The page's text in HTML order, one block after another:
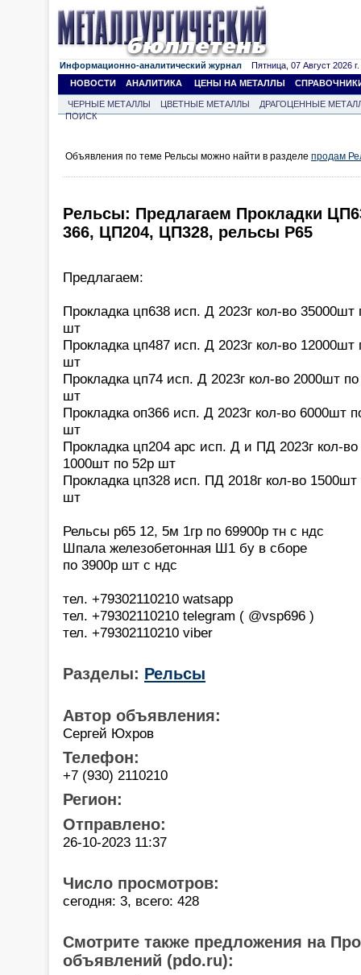
Информационно-аналитический журнал Пятница, 07 Август 2026 г.
НОВОСТИ
АНАЛИТИКА ЦЕНЫ НА МЕТАЛЛЫ
ЧЕРНЫЕ МЕТАЛЛЫ ЦВЕТНЫЕ МЕТАЛЛЫ
ДРАГОЦЕННЫЕ
ПОИСК
Объявления по теме Рельсы можно найти в разделе продам
Рельсы: Предлагаем Прокладки
366, ЦП204, ЦП328, рельсы Р65
Предлагаем:
Прокладка цп638 исп. Д 2023г кол-во 35000шт
шт
Прокладка цп487 исп. Д 2023г кол-во 12000шт
шт
Прокладка цп74 исп. Д 2023г кол-во 2000шт
шт
Прокладка оп366 исп. Д 2023г кол-во 6000шт
шт
Прокладка цп204 арс исп. Д и ПД 2023г кол-во
1000шт по 52р шт
Прокладка цп328 исп. ПД 2018г кол-во 1500шт
шт
Рельсы р65 12, 5м 1гр по 69900р тн с ндс
Шпала железобетонная Ш1 бу в сборе
по 3900р шт с ндс
тел. +79302110210 watsapp
тел. +79302110210 telegram ( @vsp696 )
тел. +79302110210 viber
Разделы: Рельсы
Автор объявления:
Сергей Юхров
Телефон:
+7 (930) 2110210
Регион:
Отправлено:
26-10-2023 11:37
Число просмотров:
сегодня: 3, всего: 428
Смотрите также предложения на
объявлений (pdo.ru):